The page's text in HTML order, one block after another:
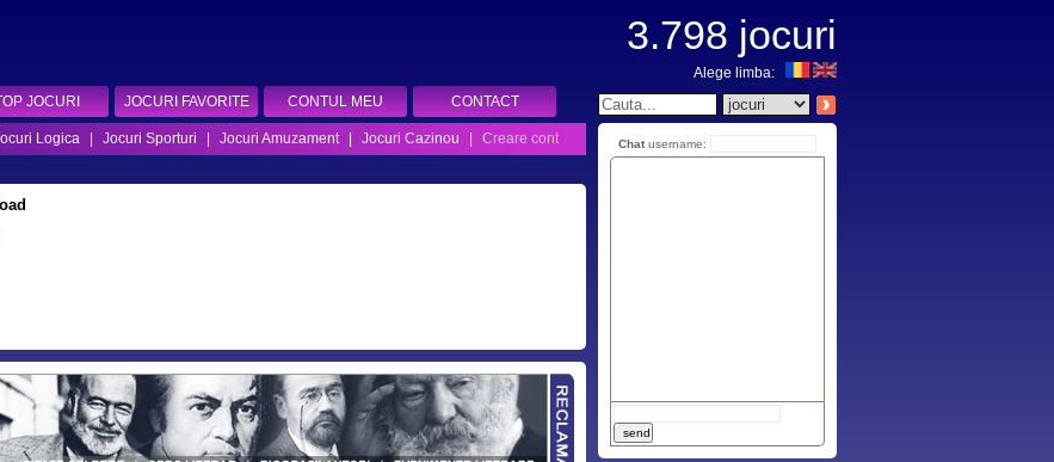
JOCURI JOCURI FAVORITE CONTUL MEU CONTACT
Logica Jocuri Sporturi Jocuri Amuzament Jocuri Cazinou
Creare cont
3.798 jocuri
Alege limba:
Chat username: